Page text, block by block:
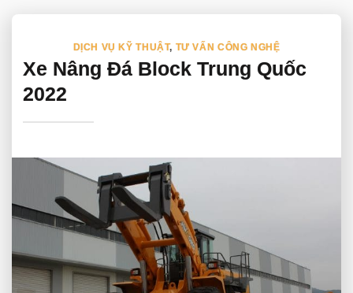
DỊCH VỤ KỸ THUẬT, TƯ VẤN CÔNG NGHỆ
Xe Nâng Đá Block Trung Quốc
2022